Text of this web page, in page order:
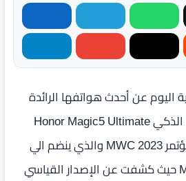
اليوم عن أحدث هواتفها الرائدة
حيث كشفت عن الهاتف الذكي Honor Magic5 Ultimate
ضمن فعاليات وأحدث مؤتمر MWC 2023 والذي ينضم الي
سلسلة هواتفها Magic5 حيث كشفت عن الإصدار القياسي